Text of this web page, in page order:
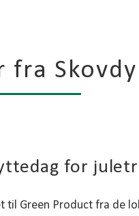
for
Green Product fra de